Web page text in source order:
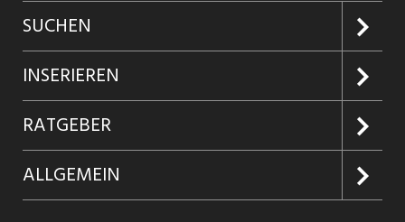
SUCHEN
Jobs suchen
Jobabo
Firmen entdecken
Jobs in Graubünden
INSERIEREN
Kundenlogin
Inserieren
Produkte
RATGEBER
Glossar
ALLGEMEIN